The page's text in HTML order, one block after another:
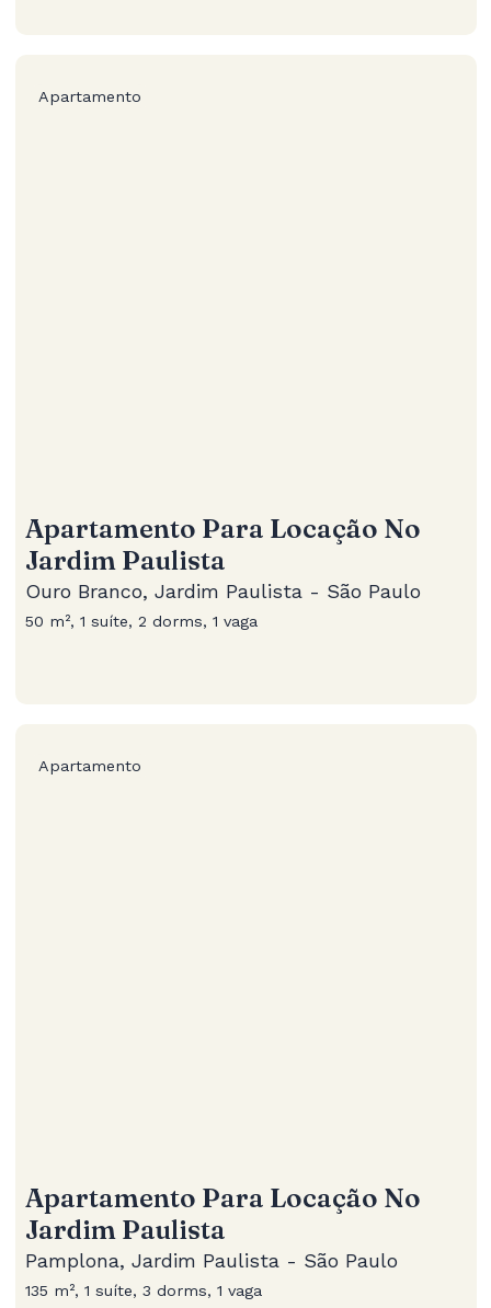
Apartamento
Apartamento Para Locação No
Jardim Paulista
Ouro Branco, Jardim Paulista - São Paulo
50 m², 1 suíte, 2 dorms, 1 vaga
Apartamento
Apartamento Para Locação No
Jardim Paulista
Pamplona, Jardim Paulista - São Paulo
135 m², 1 suíte, 3 dorms, 1 vaga